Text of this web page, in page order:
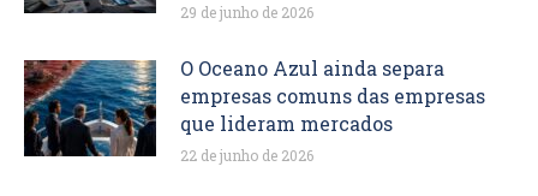
29 de junho de 2026
O Oceano Azul ainda separa
empresas comuns das empresas
que lideram mercados
22 de junho de 2026